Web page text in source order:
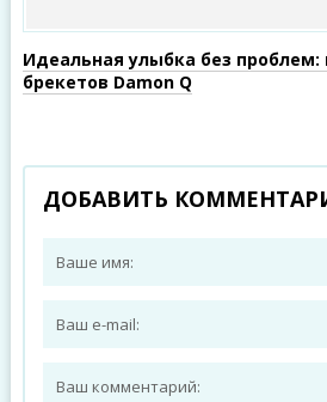
Идеальная улыбка без
брекетов Damon Q
ДОБАВИТЬ